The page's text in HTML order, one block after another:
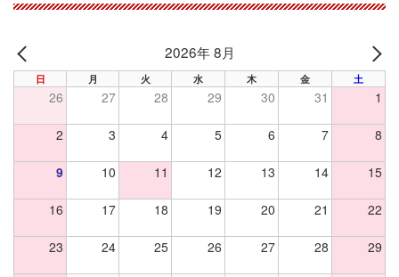
PREV
2026年 8月
日 月 火 水 木 金 土
26 27 28 29 30 31 1
2 3 4 5 6 7 8
9 10 11 12 13 14 15
16 17 18 19 20 21 22
23 24 25 26 27 28 29